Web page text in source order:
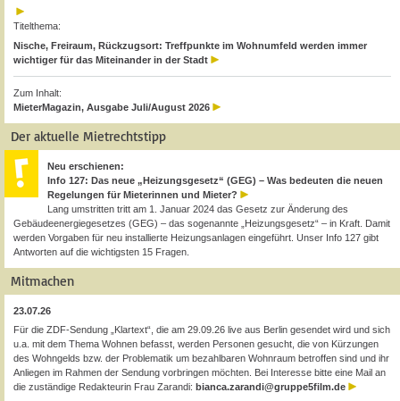
Titelthema:
Nische, Freiraum, Rückzugsort: Treffpunkte im Wohnumfeld werden immer
wichtiger für das Miteinander in der Stadt
Zum Inhalt:
MieterMagazin, Ausgabe Juli/August 2026
Der aktuelle Mietrechtstipp
Neu erschienen:
Info 127: Das neue „Heizungsgesetz“ (GEG) – Was bedeuten die neuen
Regelungen für Mieterinnen und Mieter?
Lang umstritten tritt am 1. Januar 2024 das Gesetz zur Änderung des
Gebäudeenergiegesetzes (GEG) – das sogenannte „Heizungsgesetz“ – in Kraft. Damit
werden Vorgaben für neu installierte Heizungsanlagen eingeführt. Unser Info 127 gibt
Antworten auf die wichtigsten 15 Fragen.
Mitmachen
23.07.26
Für die ZDF-Sendung „Klartext“, die am 29.09.26 live aus Berlin gesendet wird und sich
u.a. mit dem Thema Wohnen befasst, werden Personen gesucht, die von Kürzungen
des Wohngelds bzw. der Problematik um bezahlbaren Wohnraum betroffen sind und ihr
Anliegen im Rahmen der Sendung vorbringen möchten. Bei Interesse bitte eine Mail an
die zuständige Redakteurin Frau Zarandi: bianca.zarandi@gruppe5film.de